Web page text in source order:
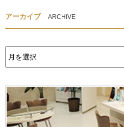
アーカイブ ARCHIVE